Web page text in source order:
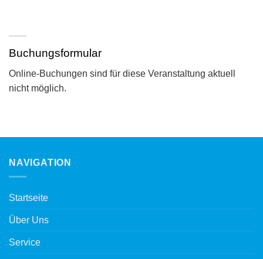
Buchungsformular
Online-Buchungen sind für diese Veranstaltung aktuell
nicht möglich.
NAVIGATION
Startseite
Über Uns
Service